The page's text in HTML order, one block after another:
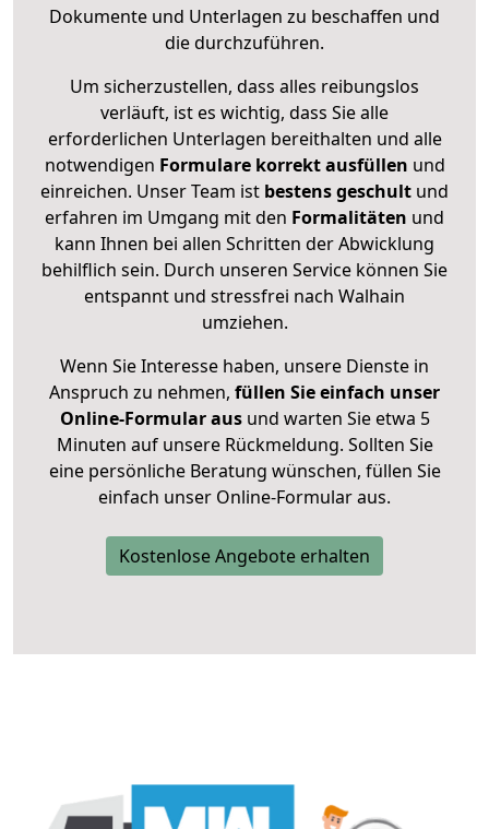
Dokumente und Unterlagen zu beschaffen und
die durchzuführen.
Um sicherzustellen, dass alles reibungslos
verläuft, ist es wichtig, dass Sie alle
erforderlichen Unterlagen bereithalten und alle
notwendigen Formulare korrekt ausfüllen und
einreichen. Unser Team ist bestens geschult und
erfahren im Umgang mit den Formalitäten und
kann Ihnen bei allen Schritten der Abwicklung
behilflich sein. Durch unseren Service können Sie
entspannt und stressfrei nach Walhain
umziehen.
Wenn Sie Interesse haben, unsere Dienste in
Anspruch zu nehmen, füllen Sie einfach unser
Online-Formular ausund warten Sie etwa 5
Minuten auf unsere Rückmeldung. Sollten Sie
eine persönliche Beratung wünschen, füllen Sie
einfach unser Online-Formular aus.
Kostenlose Angebote erhalten